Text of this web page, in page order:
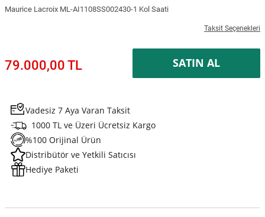
Maurice Lacroix ML-AI1108SS002430-1 Kol Saati
Taksit Seçenekleri
79.000,00 TL SATIN AL
Vadesiz 7 Aya Varan Taksit
1000 TL ve Üzeri Ücretsiz Kargo
%100 Orijinal Ürün
Distribütör ve Yetkili Satıcısı
Hediye Paketi